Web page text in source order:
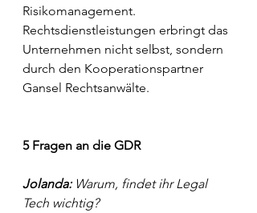
Risikomanagement.
Rechtsdienstleistungen erbringt das
Unternehmen nicht selbst, sondern
durch den Kooperationspartner
Gansel Rechtsanwälte.
5 Fragen an die GDR
Jolanda: Warum, findet ihr Legal
Tech wichtig?